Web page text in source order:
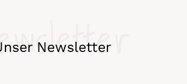
Newsletter